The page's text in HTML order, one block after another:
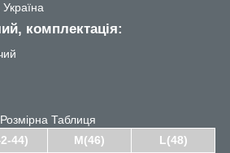
комплектація:
Розмірна Таблиця
44)
M(46)
L(48)